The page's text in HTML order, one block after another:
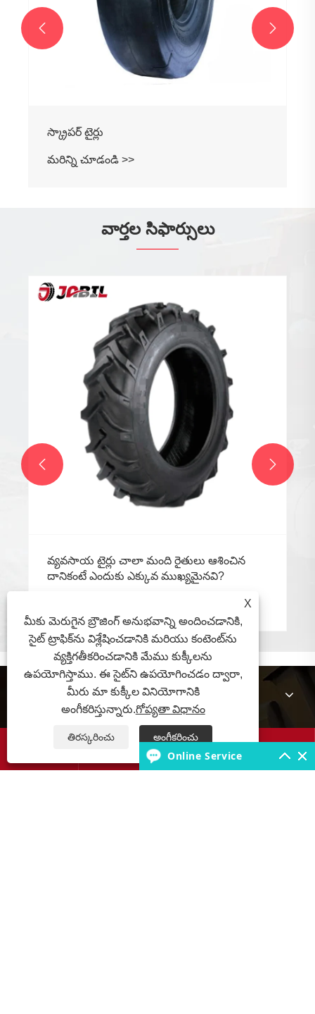
స్క్రాపర్ టైర్లు
మరిన్ని చూడండి >>
 
వార్తల సిఫార్సులు
వ్యవసాయ టైర్లు చాలా మంది రైతులు ఆశించిన
దానికంటే ఎందుకు ఎక్కువ ముఖ్యమైనవి?
 
మా గురించి

X
మీకు మెరుగైన బ్రౌజింగ్ అనుభవాన్ని అందించడానికి,
సైట్ ట్రాఫిక్‌ను విశ్లేషించడానికి మరియు కంటెంట్‌ను
వ్యక్తిగతీకరించడానికి మేము కుక్కీలను
ఉపయోగిస్తాము. ఈ సైట్‌ని ఉపయోగించడం ద్వారా,
మీరు మా కుక్కీల వినియోగానికి
అంగీకరిస్తున్నారు.గోప్యతా విధానం
తిరస్కరించు అంగీకరించు
Online Service